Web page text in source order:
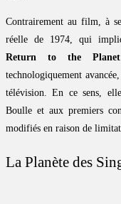
Contrairement au film, à
réelle de 1974, qui
Return to the
technologiquement
télévision. En ce sens,
Boulle et aux premiers
modifiés en raison de
La Planète des